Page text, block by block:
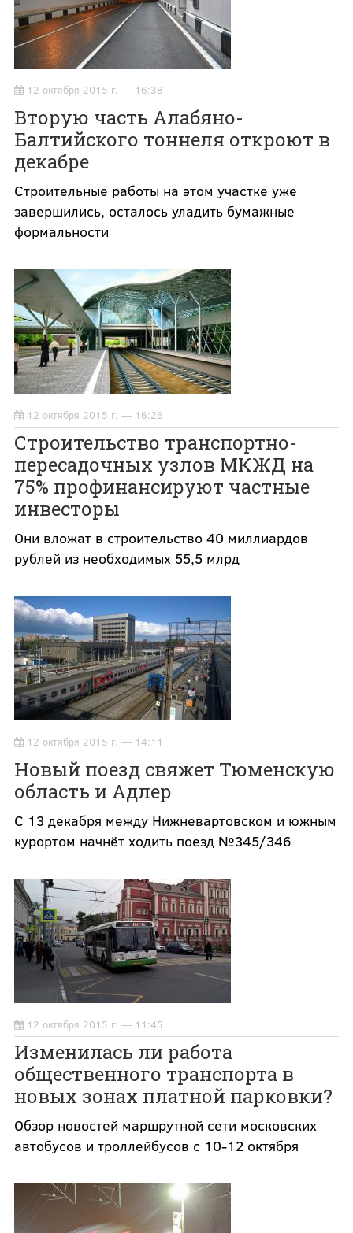
12 октября 2015 г. — 16:38
Вторую часть Алабяно-
Балтийского тоннеля откроют в
декабре
Строительные работы на этом участке уже
завершились, осталось уладить бумажные
формальности
12 октября 2015 г. — 16:26
Строительство транспортно-
пересадочных узлов МКЖД на
75% профинансируют частные
инвесторы
Они вложат в строительство 40 миллиардов
рублей из необходимых 55,5 млрд
12 октября 2015 г. — 14:11
Новый поезд свяжет Тюменскую
область и Адлер
С 13 декабря между Нижневартовском и южным
курортом начнёт ходить поезд №345/346
12 октября 2015 г. — 11:45
Изменилась ли работа
общественного транспорта в
новых зонах платной парковки?
Обзор новостей маршрутной сети московских
автобусов и троллейбусов с 10-12 октября